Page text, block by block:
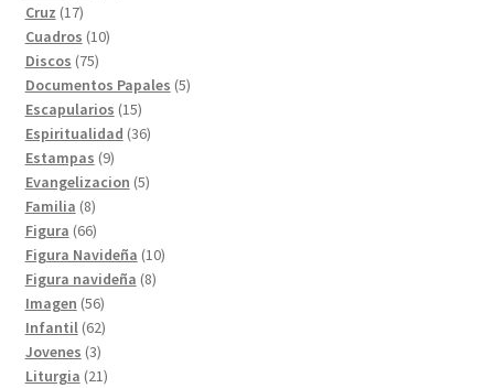
Cruz 1717
productos
Cuadros 1010
Discos 7575
productos
Documentos Papales 55
Escapularios 1515
productos
Espiritualidad 3636
Estampas 99
productos
Evangelizacion 55
Familia 88
productos
Figura 6666
productos
Figura Navideña 1010
Figura navideña 88
Imagen 5656
productos
Infantil 6262
productos
Jovenes 33
productos
Liturgia 2121